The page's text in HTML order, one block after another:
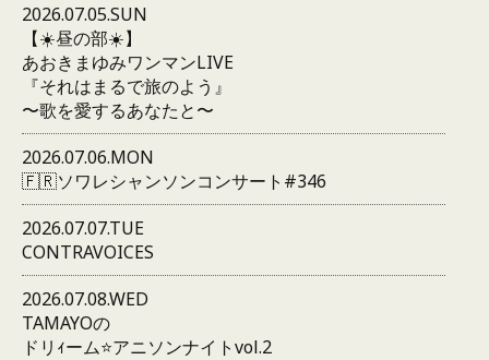
2026.07.05.SUN
【☀️昼の部☀️】
あおきまゆみワンマンLIVE
『それはまるで旅のよう』
〜歌を愛するあなたと〜
2026.07.06.MON
🇫🇷ソワレシャンソンコンサート#346
2026.07.07.TUE
CONTRAVOICES
2026.07.08.WED
TAMAYOの
ドリｨーム⭐️アニソンナイトvol.2